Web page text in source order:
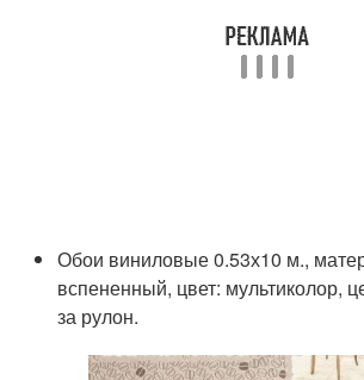
Обои виниловые 0.53х10 м.,
вспененный, цвет: мультиколор,
за рулон.